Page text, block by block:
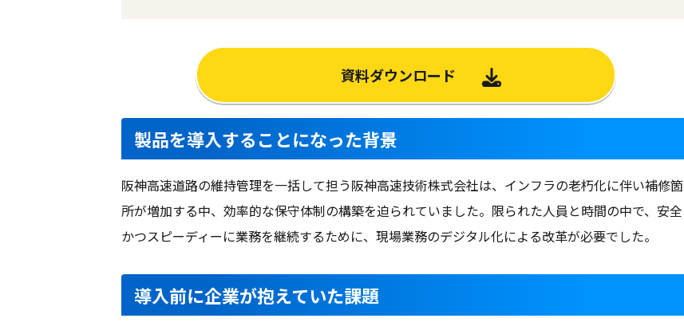
資料ダウンロード
製品を導入することになった背景
阪神高速道路の維持管理を一括して担う阪神高速技術株式会社は、インフラの老朽化に伴い補修箇
所が増加する中、効率的な保守体制の構築を迫られていました。限られた人員と時間の中で、安全
かつスピーディーに業務を継続するために、現場業務のデジタル化による改革が必要でした。
導入前に企業が抱えていた課題